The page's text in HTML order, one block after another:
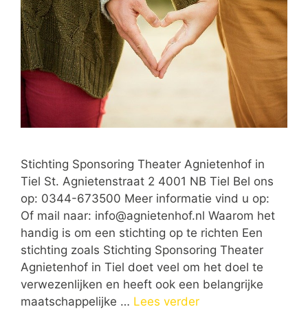
Stichting Sponsoring Theater Agnietenhof in
Tiel St. Agnietenstraat 2 4001 NB Tiel Bel ons
op: 0344-673500 Meer informatie vind u op:
Of mail naar: info@agnietenhof.nl Waarom het
handig is om een stichting op te richten Een
stichting zoals Stichting Sponsoring Theater
Agnietenhof in Tiel doet veel om het doel te
verwezenlijken en heeft ook een belangrijke
maatschappelijke … Lees verder